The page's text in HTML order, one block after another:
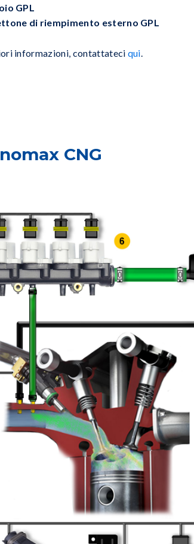
GPL
di riempimento esterno GPL
informazioni, contattateci qui.
CNG